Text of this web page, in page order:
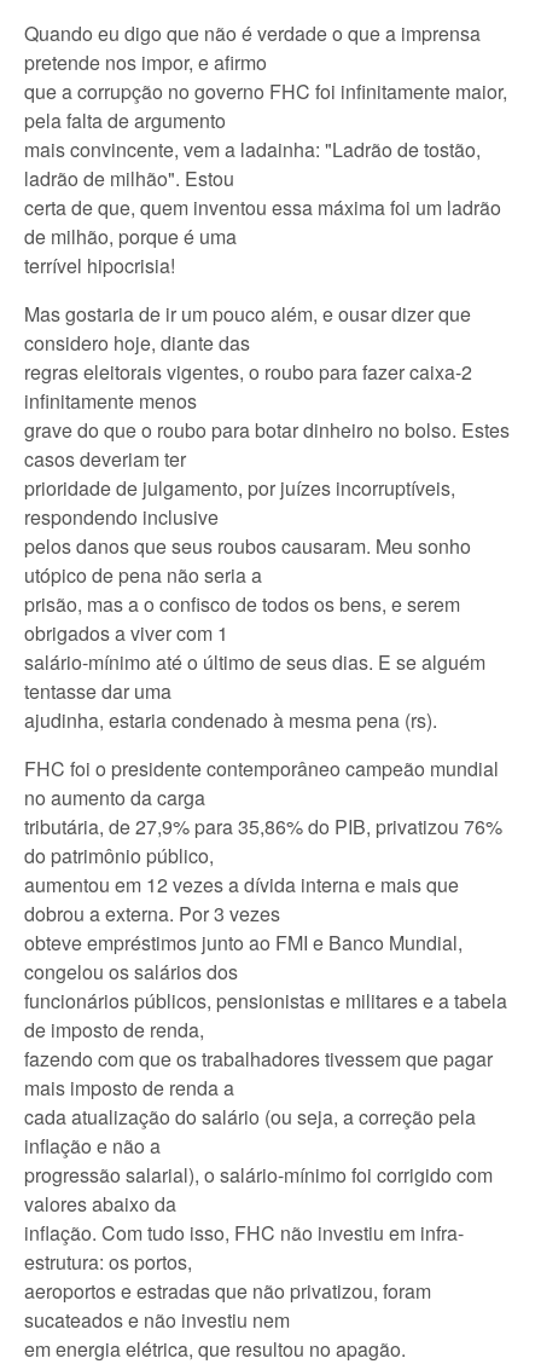
Quando eu digo que não é verdade o que a imprensa
pretende nos impor, e afirmo
que a corrupção no governo FHC foi infinitamente maior,
pela falta de argumento
mais convincente, vem a ladainha: "Ladrão de tostão,
ladrão de milhão". Estou
certa de que, quem inventou essa máxima foi um ladrão
de milhão, porque é uma
terrível hipocrisia!
Mas gostaria de ir um pouco além, e ousar dizer que
considero hoje, diante das
regras eleitorais vigentes, o roubo para fazer caixa-2
infinitamente menos
grave do que o roubo para botar dinheiro no bolso. Estes
casos deveriam ter
prioridade de julgamento, por juízes incorruptíveis,
respondendo inclusive
pelos danos que seus roubos causaram. Meu sonho
utópico de pena não seria a
prisão, mas a o confisco de todos os bens, e serem
obrigados a viver com 1
salário-mínimo até o último de seus dias. E se alguém
tentasse dar uma
ajudinha, estaria condenado à mesma pena (rs).
FHC foi o presidente contemporâneo campeão mundial
no aumento da carga
tributária, de 27,9% para 35,86% do PIB, privatizou 76%
do patrimônio público,
aumentou em 12 vezes a dívida interna e mais que
dobrou a externa. Por 3 vezes
obteve empréstimos junto ao FMI e Banco Mundial,
congelou os salários dos
funcionários públicos, pensionistas e militares e a tabela
de imposto de renda,
fazendo com que os trabalhadores tivessem que pagar
mais imposto de renda a
cada atualização do salário (ou seja, a correção pela
inflação e não a
progressão salarial), o salário-mínimo foi corrigido com
valores abaixo da
inflação. Com tudo isso, FHC não investiu em infra-
estrutura: os portos,
aeroportos e estradas que não privatizou, foram
sucateados e não investiu nem
em energia elétrica, que resultou no apagão.